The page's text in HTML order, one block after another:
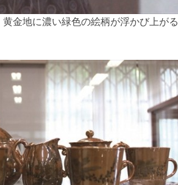
金地に濃い緑色の絵柄が浮かび上が